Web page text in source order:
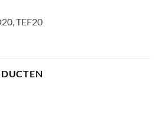
TEF20